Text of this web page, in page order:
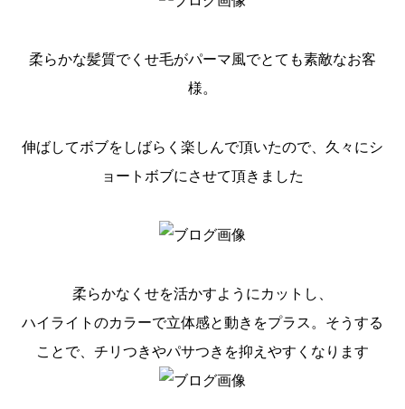
柔らかな髪質でくせ毛がパーマ風でとても素敵なお客
様。
伸ばしてボブをしばらく楽しんで頂いたので、久々にシ
ョートボブにさせて頂きました
柔らかなくせを活かすようにカットし、
ハイライトのカラーで立体感と動きをプラス。そうする
ことで、チリつきやパサつきを抑えやすくなります